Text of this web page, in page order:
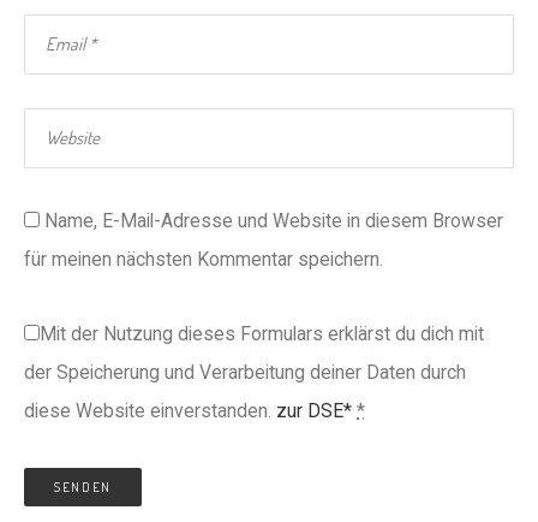
Name, E-Mail-Adresse und Website in diesem Browser
für meinen nächsten Kommentar speichern.
Mit der Nutzung dieses Formulars erklärst du dich mit
der Speicherung und Verarbeitung deiner Daten durch
diese Website einverstanden. zur DSE* *